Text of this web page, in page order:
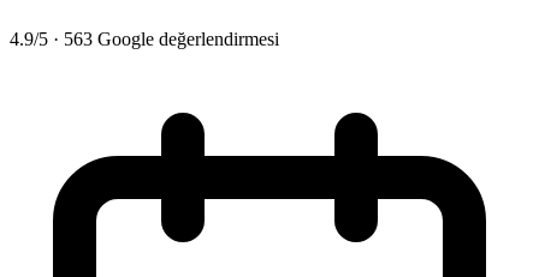
4.9/5 · 563 Google değerlendirmesi